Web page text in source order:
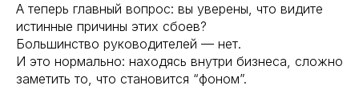
А теперь главный вопрос: вы уверены, что видите
истинные причины этих сбоев?
Большинство руководителей — нет.
И это нормально: находясь внутри бизнеса, сложно
заметить то, что становится “фоном”.